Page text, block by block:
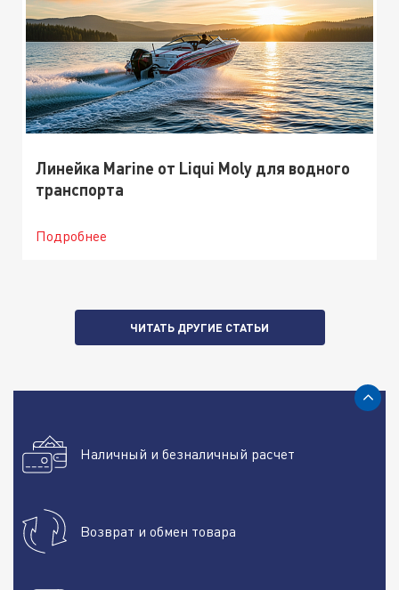
Линейка Marine от Liqui Moly для водного
транспорта
Подробнее
ЧИТАТЬ ДРУГИЕ СТАТЬИ
Наличный и безналичный расчет
Возврат и обмен товара